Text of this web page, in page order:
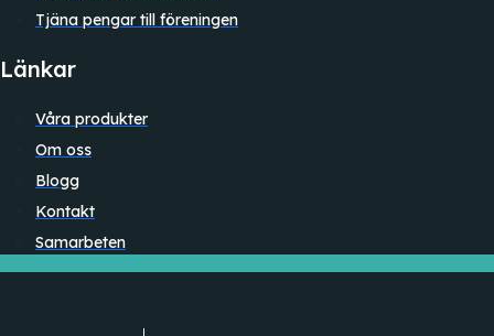
Tjäna pengar till föreningen
Länkar
Våra produkter
Om oss
Blogg
Kontakt
Samarbeten